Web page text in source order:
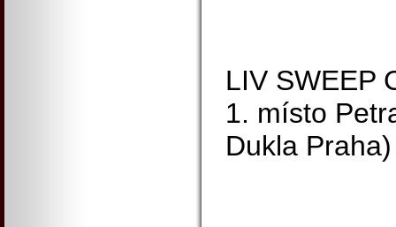
LIV SWEEP
1. místo
Dukla Praha)